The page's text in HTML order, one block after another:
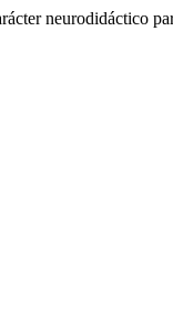
neurodidáctico